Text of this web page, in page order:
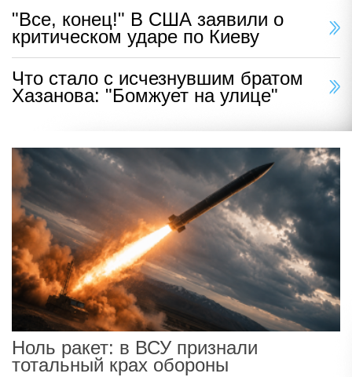
"Все, конец!" В США заявили о
критическом ударе по Киеву
Что стало с исчезнувшим братом
Хазанова: "Бомжует на улице"
Ноль ракет: в ВСУ признали
тотальный крах обороны